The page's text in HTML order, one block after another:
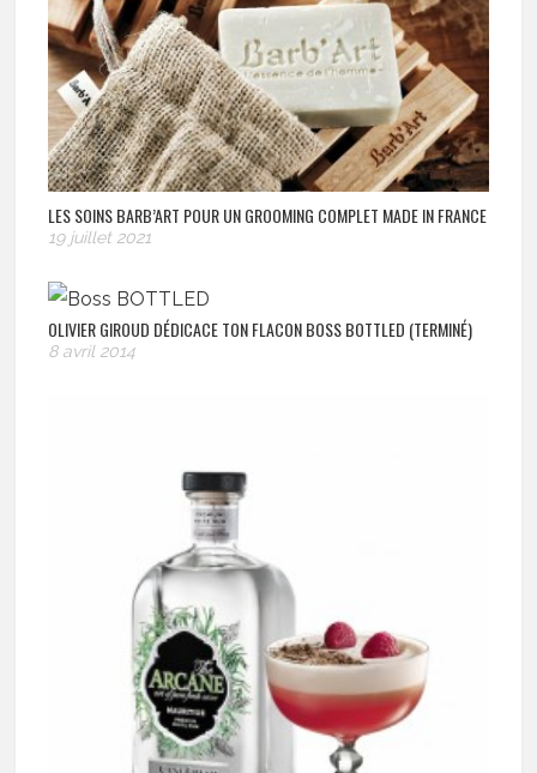
LES SOINS BARB’ART POUR UN GROOMING COMPLET MADE IN FRANCE
19 juillet 2021
OLIVIER GIROUD DÉDICACE TON FLACON BOSS BOTTLED (TERMINÉ)
8 avril 2014